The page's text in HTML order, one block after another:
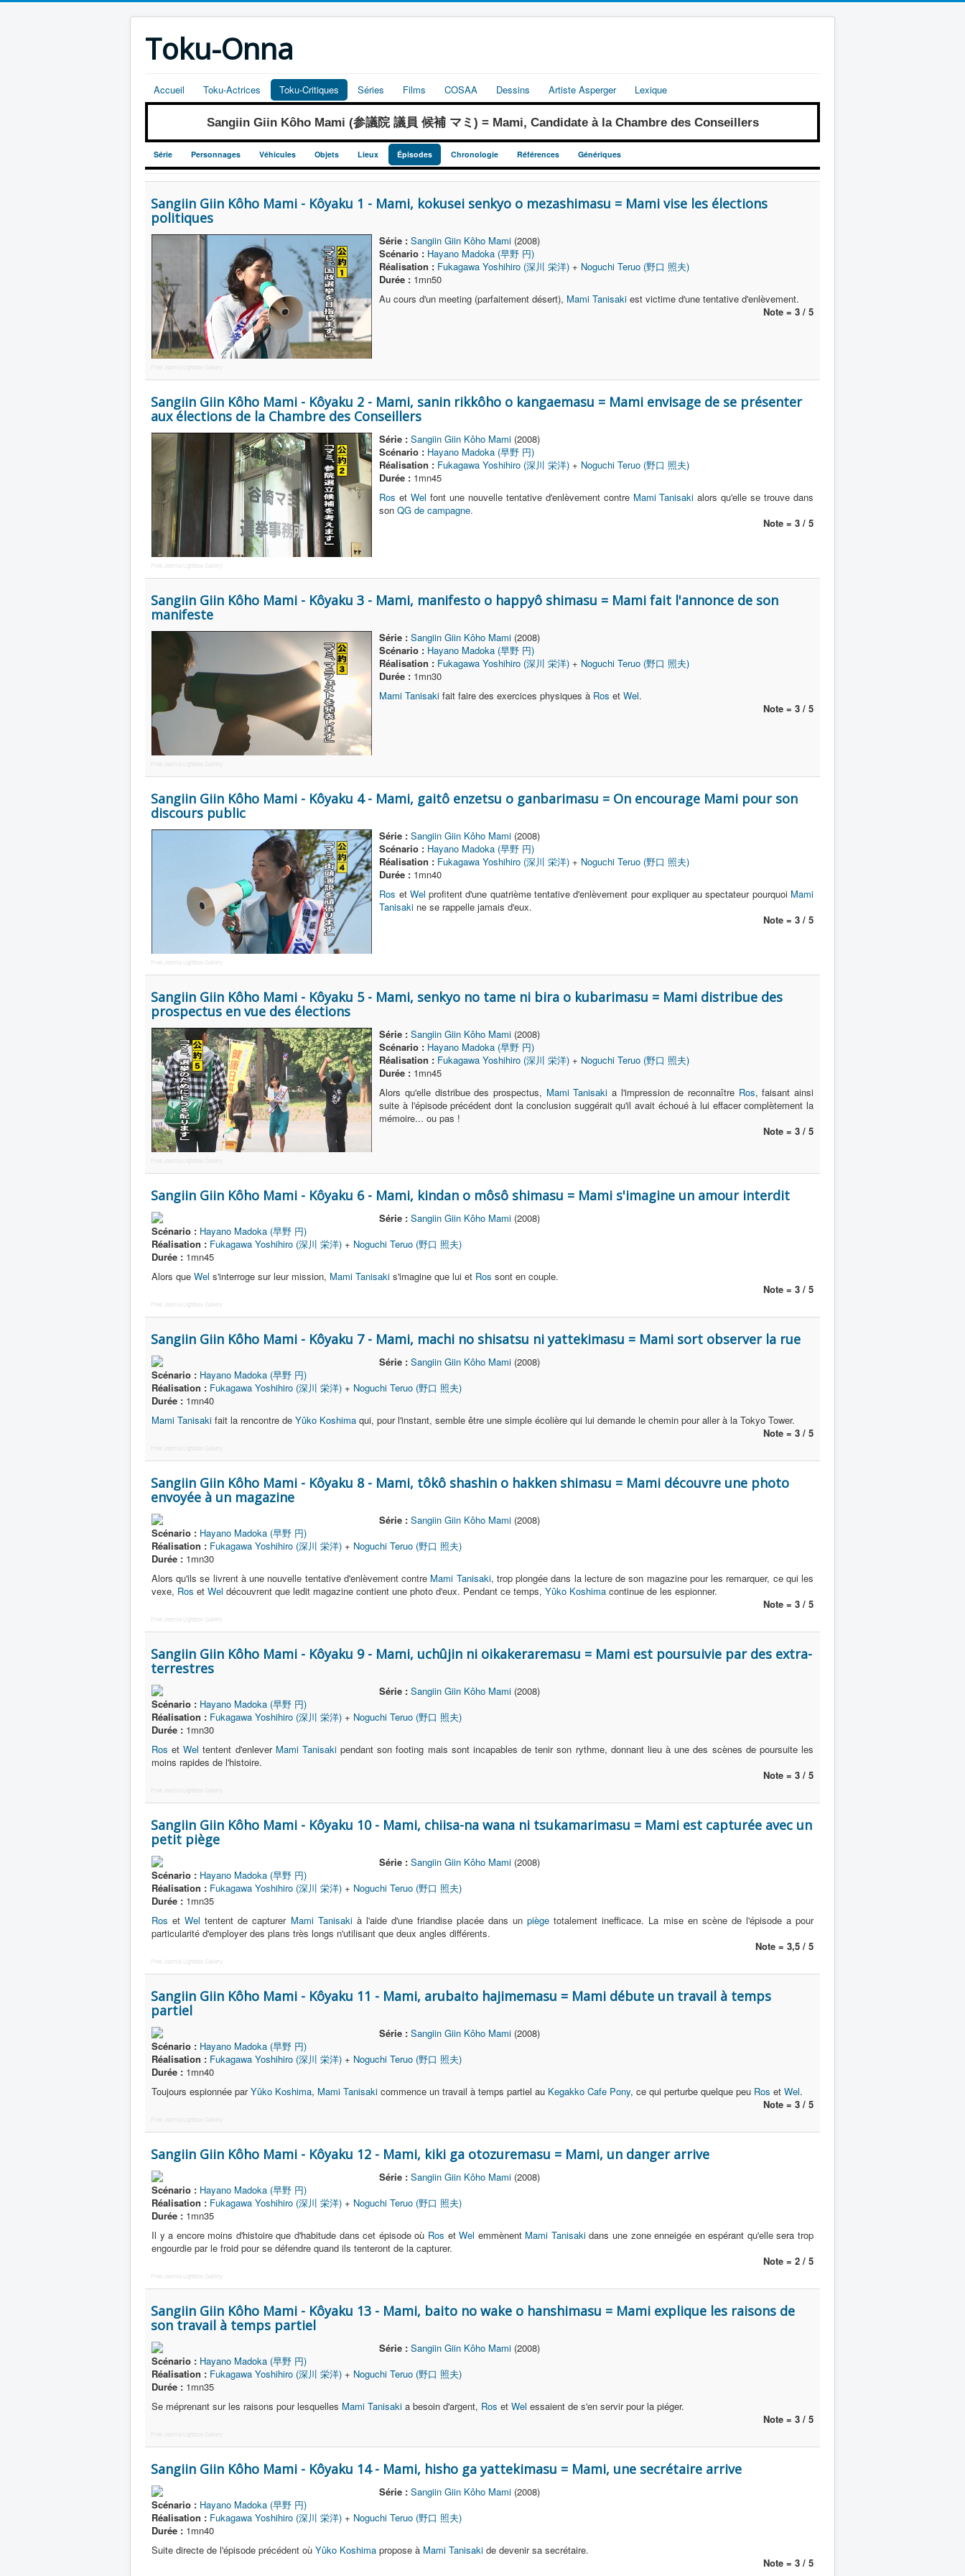
Toku-Onna
Accueil Toku-Actrices Toku-Critiques Séries Films COSAA Dessins Artiste Asperger Lexique
Sangiin Giin Kôho Mami (参議院 議員 候補 マミ) = Mami, Candidate à la Chambre des Conseillers
Série Personnages Véhicules Objets Lieux Épisodes Chronologie Références Génériques
Sangiin Giin Kôho Mami - Kôyaku 1 - Mami, kokusei senkyo o mezashimasu = Mami vise les élections
politiques
Série : Sangiin Giin Kôho Mami (2008)
Scénario : Hayano Madoka (早野 円)
Réalisation : Fukagawa Yoshihiro (深川 栄洋) + Noguchi Teruo (野口 照夫)
Durée : 1mn50
Au cours d'un meeting (parfaitement désert), Mami Tanisaki est victime d'une tentative d'enlèvement.
Note = 3 / 5
Sangiin Giin Kôho Mami - Kôyaku 2 - Mami, sanin rikkôho o kangaemasu = Mami envisage de se présenter
aux élections de la Chambre des Conseillers
Série : Sangiin Giin Kôho Mami (2008)
Scénario : Hayano Madoka (早野 円)
Réalisation : Fukagawa Yoshihiro (深川 栄洋) + Noguchi Teruo (野口 照夫)
Durée : 1mn45
Ros etWel font une nouvelle tentative d'enlèvement contre Mami Tanisaki alors qu'elle se trouve dans
sonQG de campagne.
Note = 3 / 5
Free Joomla Lightbox Gallery
Sangiin Giin Kôho Mami - Kôyaku 3 - Mami, manifesto o happyô shimasu = Mami fait l'annonce de son
manifeste
Série : Sangiin Giin Kôho Mami (2008)
Scénario : Hayano Madoka (早野 円)
Réalisation : Fukagawa Yoshihiro (深川 栄洋) + Noguchi Teruo (野口 照夫)
Durée : 1mn30
Mami Tanisaki fait faire des exercices physiques à Ros etWel.
Note = 3 / 5
Sangiin Giin Kôho Mami - Kôyaku 4 - Mami, gaitô enzetsu o ganbarimasu = On encourage Mami pour son
discours public
Série : Sangiin Giin Kôho Mami (2008)
Scénario : Hayano Madoka (早野 円)
Réalisation : Fukagawa Yoshihiro (深川 栄洋) + Noguchi Teruo (野口 照夫)
Durée : 1mn40
Ros et Wel profitent d'une quatrième tentative d'enlèvement pour expliquer au spectateur pourquoi Mami
Tanisaki ne se rappelle jamais d'eux.
Note = 3 / 5
Free Joomla Lightbox Gallery
Sangiin Giin Kôho Mami - Kôyaku 5 - Mami, senkyo no tame ni bira o kubarimasu = Mami distribue des
prospectus en vue des élections
Série : Sangiin Giin Kôho Mami (2008)
Scénario : Hayano Madoka (早野 円)
Réalisation : Fukagawa Yoshihiro (深川 栄洋) + Noguchi Teruo (野口 照夫)
Durée : 1mn45
Alors qu'elle distribue des prospectus, Mami Tanisaki a l'impression de reconnaître Ros, faisant ainsi
suite à l'épisode précédent dont la conclusion suggérait qu'il avait échoué à lui effacer complètement la
mémoire... ou pas !
Note = 3 / 5
Sangiin Giin Kôho Mami - Kôyaku 6 - Mami, kindan o môsô shimasu = Mami s'imagine un amour interdit
Série : Sangiin Giin Kôho Mami (2008)
Scénario : Hayano Madoka (早野 円)
Réalisation : Fukagawa Yoshihiro (深川 栄洋) + Noguchi Teruo (野口 照夫)
Durée : 1mn45
Alors que Wel s'interroge sur leur mission, Mami Tanisaki s'imagine que lui et Ros sont en couple.
Note = 3 / 5
Free Joomla Lightbox Gallery
Sangiin Giin Kôho Mami - Kôyaku 7 - Mami, machi no shisatsu ni yattekimasu = Mami sort observer la rue
Série : Sangiin Giin Kôho Mami (2008)
Scénario : Hayano Madoka (早野 円)
Réalisation : Fukagawa Yoshihiro (深川 栄洋) + Noguchi Teruo (野口 照夫)
Durée : 1mn40
Mami Tanisaki fait la rencontre de Yûko Koshima qui, pour l'instant, semble être une simple écolière qui lui demande le chemin pour aller à la Tokyo Tower.
Note = 3 / 5
Sangiin Giin Kôho Mami - Kôyaku 8 - Mami, tôkô shashin o hakken shimasu = Mami découvre une photo
envoyée à un magazine
Série : Sangiin Giin Kôho Mami (2008)
Scénario : Hayano Madoka (早野 円)
Réalisation : Fukagawa Yoshihiro (深川 栄洋) + Noguchi Teruo (野口 照夫)
Durée : 1mn30
Alors qu'ils se livrent à une nouvelle tentative d'enlèvement contre Mami Tanisaki, trop plongée dans la lecture de son magazine pour les remarquer, ce qui les
vexe, Ros et Wel découvrent que ledit magazine contient une photo d'eux. Pendant ce temps, Yûko Koshima continue de les espionner.
Note = 3 / 5
Free Joomla Lightbox Gallery
Sangiin Giin Kôho Mami - Kôyaku 9 - Mami, uchûjin ni oikakeraremasu = Mami est poursuivie par des extra-
terrestres
Série : Sangiin Giin Kôho Mami (2008)
Scénario : Hayano Madoka (早野 円)
Réalisation : Fukagawa Yoshihiro (深川 栄洋) + Noguchi Teruo (野口 照夫)
Durée : 1mn30
Ros etWel tentent d'enlever Mami Tanisakipendant son footing mais sont incapables de tenir son rythme, donnant lieu à une des scènes de poursuite les
moins rapides de l'histoire.
Note = 3 / 5
Sangiin Giin Kôho Mami - Kôyaku 10 - Mami, chiisa-na wana ni tsukamarimasu = Mami est capturée avec un
petit piège
Série : Sangiin Giin Kôho Mami (2008)
Scénario : Hayano Madoka (早野 円)
Réalisation : Fukagawa Yoshihiro (深川 栄洋) + Noguchi Teruo (野口 照夫)
Durée : 1mn35
Ros etWel tentent de capturer Mami Tanisakià l'aide d'une friandise placée dans unpiège totalement inefficace. La mise en scène de l'épisode a pour
particularité d'employer des plans très longs n'utilisant que deux angles différents.
Note = 3,5 / 5
Free Joomla Lightbox Gallery
Sangiin Giin Kôho Mami - Kôyaku 11 - Mami, arubaito hajimemasu = Mami débute un travail à temps
partiel
Série : Sangiin Giin Kôho Mami (2008)
Scénario : Hayano Madoka (早野 円)
Réalisation : Fukagawa Yoshihiro (深川 栄洋) + Noguchi Teruo (野口 照夫)
Durée : 1mn40
Toujours espionnée parYûko Koshima, Mami Tanisaki commence un travail à temps partiel au Kegakko Cafe Pony, ce qui perturbe quelque peu Ros et Wel.
Note = 3 / 5
Sangiin Giin Kôho Mami - Kôyaku 12 - Mami, kiki ga otozuremasu = Mami, un danger arrive
Série : Sangiin Giin Kôho Mami (2008)
Scénario : Hayano Madoka (早野 円)
Réalisation : Fukagawa Yoshihiro (深川 栄洋) + Noguchi Teruo (野口 照夫)
Durée : 1mn35
Il y a encore moins d'histoire que d'habitude dans cet épisode où Ros etWel emmènent Mami Tanisakidans une zone enneigée en espérant qu'elle sera trop
engourdie par le froid pour se défendre quand ils tenteront de la capturer.
Note = 2 / 5
Free Joomla Lightbox Gallery
Sangiin Giin Kôho Mami - Kôyaku 13 - Mami, baito no wake o hanshimasu = Mami explique les raisons de
son travail à temps partiel
Série : Sangiin Giin Kôho Mami (2008)
Scénario : Hayano Madoka (早野 円)
Réalisation : Fukagawa Yoshihiro (深川 栄洋) + Noguchi Teruo (野口 照夫)
Durée : 1mn35
Se méprenant sur les raisons pour lesquelles Mami Tanisaki a besoin d'argent, Ros et Wel essaient de s'en servir pour la piéger.
Note = 3 / 5
Sangiin Giin Kôho Mami - Kôyaku 14 - Mami, hisho ga yattekimasu = Mami, une secrétaire arrive
Série : Sangiin Giin Kôho Mami (2008)
Scénario : Hayano Madoka (早野 円)
Réalisation : Fukagawa Yoshihiro (深川 栄洋) + Noguchi Teruo (野口 照夫)
Durée : 1mn40
Suite directe de l'épisode précédent où Yûko Koshima propose à Mami Tanisaki de devenir sa secrétaire.
Note = 3 / 5